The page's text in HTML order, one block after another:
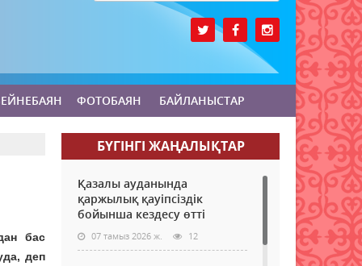
ФОТОБАЯН БАЙЛАНЫСТАР
бас
деп
БҮГІНГI ЖАҢАЛЫҚТАР
Қазалы ауданында
қаржылық қауіпсіздік
бойынша кездесу өтті
07 тамыз 2026 ж. 12